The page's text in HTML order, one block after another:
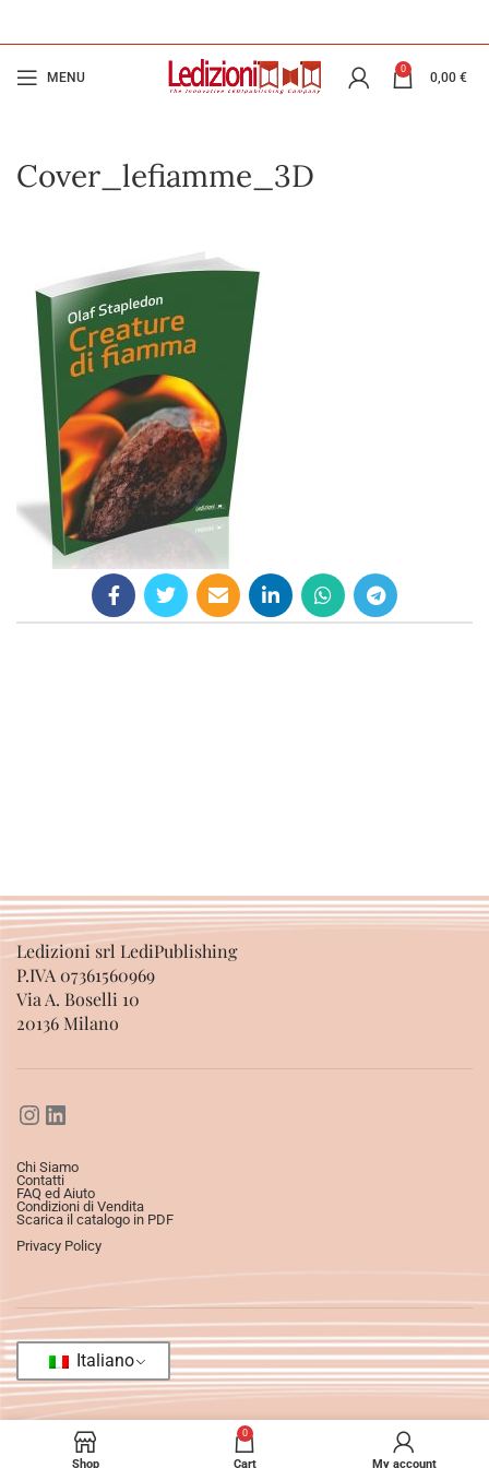
MENU
0
0,00 €
Cover_lefiamme_3D
Ledizioni srl LediPublishing
P.IVA 07361560969
Via A. Boselli 10
20136 Milano
Chi Siamo
Contatti
FAQ ed Aiuto
Condizioni di Vendita
Scarica il catalogo in PDF
Privacy Policy
Italiano
Shop
0
Cart My account